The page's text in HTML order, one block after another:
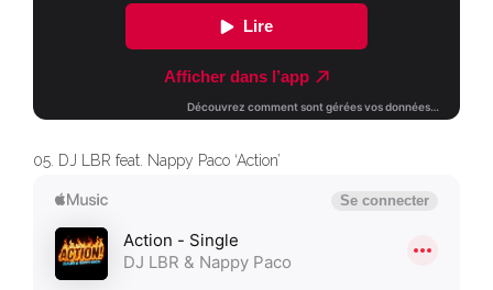
05. DJ LBR feat. Nappy Paco ‘Action’